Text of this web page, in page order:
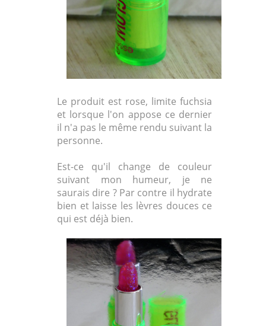
Le produit est rose, limite fuchsia
et lorsque l'on appose ce dernier
il n'a pas le même rendu suivant la
personne.
Est-ce qu'il change de couleur
suivant mon humeur, je ne
saurais dire ? Par contre il hydrate
bien et laisse les lèvres douces ce
qui est déjà bien.